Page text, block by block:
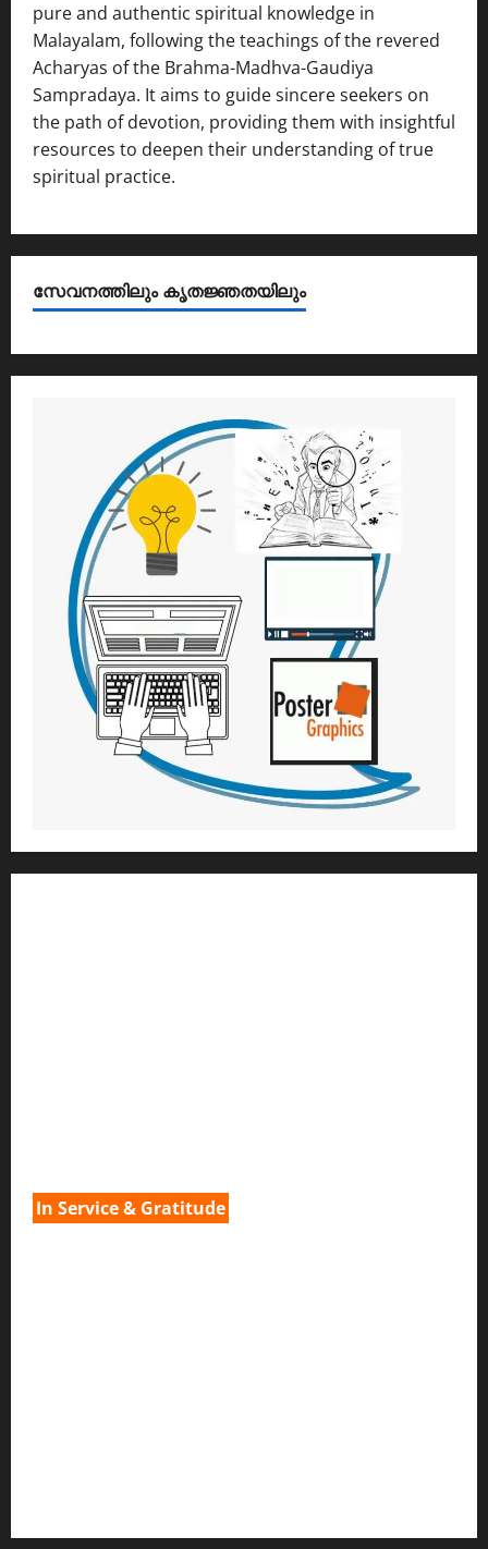
pure and authentic spiritual knowledge in
Malayalam, following the teachings of the revered
Acharyas of the Brahma-Madhva-Gaudiya
Sampradaya. It aims to guide sincere seekers on
the path of devotion, providing them with insightful
resources to deepen their understanding of true
spiritual practice.
സേവനത്തിലും കൃതജ്ഞതയിലും
In Service & Gratitude